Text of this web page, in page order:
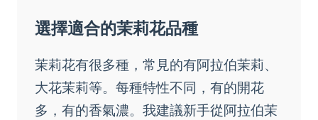
選擇適合的茉莉花品種
茉莉花有很多種，常見的有阿拉伯茉莉、
大花茉莉等。每種特性不同，有的開花
多，有的香氣濃。我建議新手從阿拉伯茉